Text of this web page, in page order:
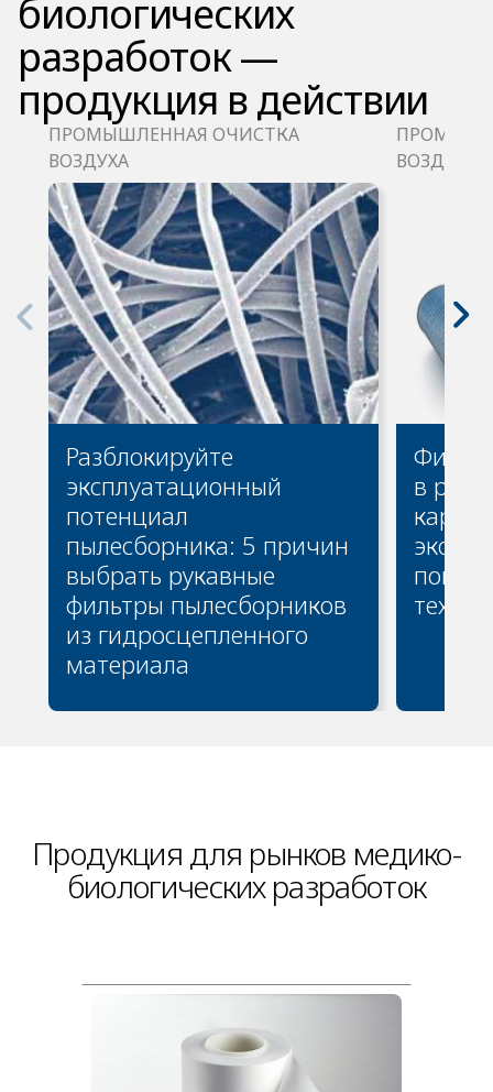
биологических
разработок —
продукция в действии
ПРОМЫШЛЕННАЯ ОЧИСТКА
ВОЗДУХА
Разблокируйте
эксплуатационный
потенциал
пылесборника: 5 причин
выбрать рукавные
фильтры пылесборников
из гидросцепленного
материала
ВОЗДУХА
в
Продукция для рынков медико-
биологических разработок